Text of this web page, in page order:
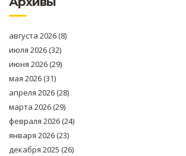
августа 2026(8)
июля 2026(32)
июня 2026(29)
мая 2026(31)
апреля 2026(28)
марта 2026(29)
февраля 2026(24)
января 2026(23)
декабря 2025 (26)